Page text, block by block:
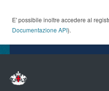
E' possibile inoltre accedere al
Documentazione API).